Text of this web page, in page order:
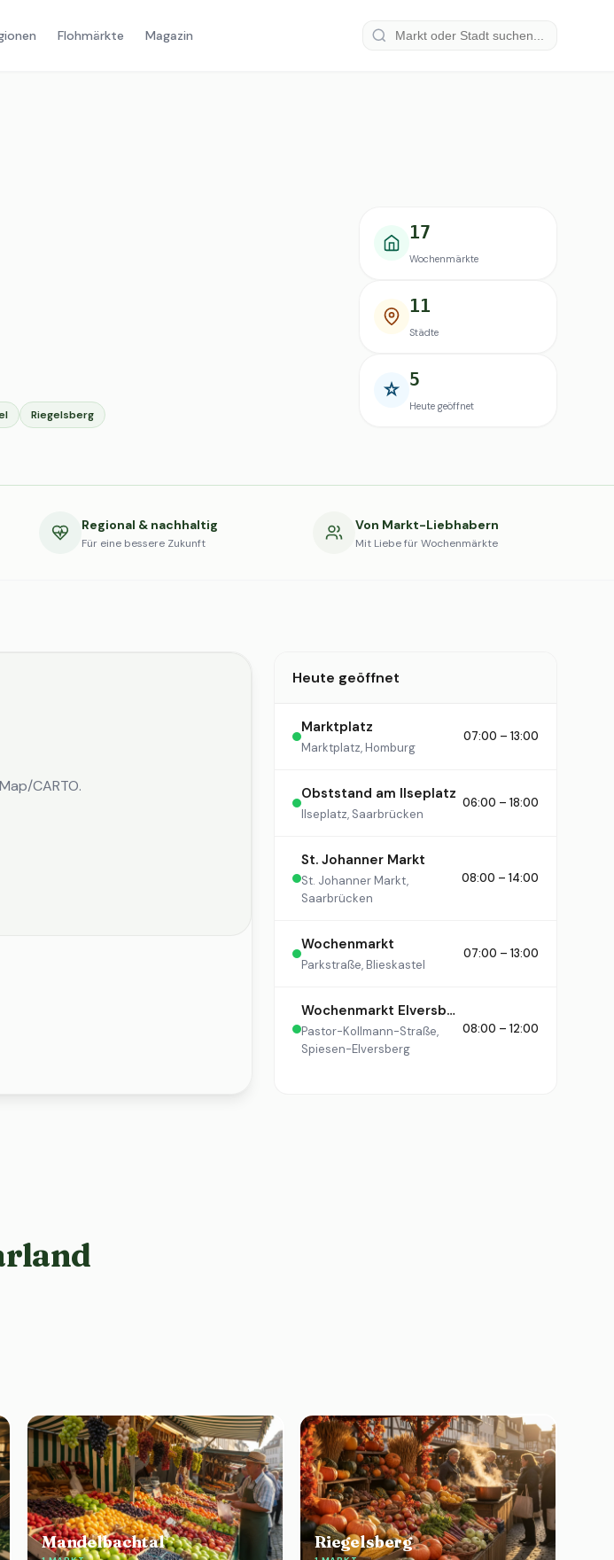
Flohmärkte Magazin
Riegelsberg
17
Wochenmärkte
11
Städte
5
Heute geöffnet
Regional & nachhaltig
Für eine bessere Zukunft
Von Markt-Liebhabern
Mit Liebe für Wochenmärkte
CARTO.
Heute geöffnet
Marktplatz
Marktplatz, Homburg
07:00 – 13:00
Obststand am Ilseplatz
Ilseplatz, Saarbrücken
06:00 – 18:00
St. Johanner Markt
St. Johanner Markt,
Saarbrücken
08:00 – 14:00
Wochenmarkt
Parkstraße, Blieskastel
07:00 – 13:00
Wochenmarkt Elversberg (Kleidermarkt)
Pastor-Kollmann-Straße,
Spiesen-Elversberg
08:00 – 12:00
Mandelbachtal Riegelsberg